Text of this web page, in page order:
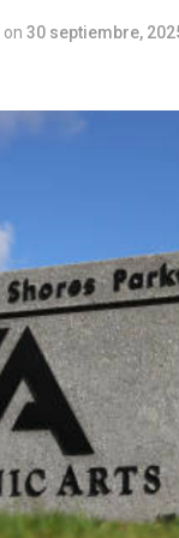
on 30 septiembre,